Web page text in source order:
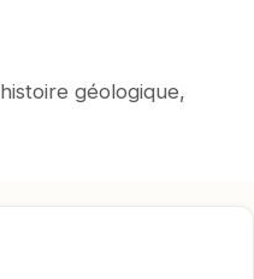
histoire géologique,